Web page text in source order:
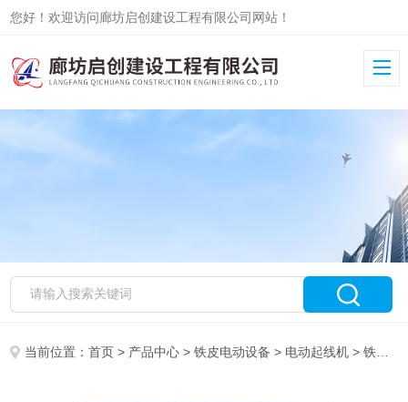
您好！欢迎访问廊坊启创建设工程有限公司网站！
当前位置：首页 > 产品中心 >铁皮电动设备 > 电动起线机 > 铁皮保温卷板机电动加工报价